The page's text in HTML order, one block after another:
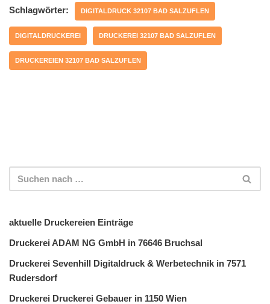
Schlagwörter: DIGITALDRUCK 32107 BAD SALZUFLEN
DIGITALDRUCKEREI DRUCKEREI 32107 BAD SALZUFLEN
DRUCKEREIEN 32107 BAD SALZUFLEN
aktuelle Druckereien Einträge
Druckerei ADAM NG GmbH in 76646 Bruchsal
Druckerei Sevenhill Digitaldruck & Werbetechnik in 7571
Rudersdorf
Druckerei Druckerei Gebauer in 1150 Wien